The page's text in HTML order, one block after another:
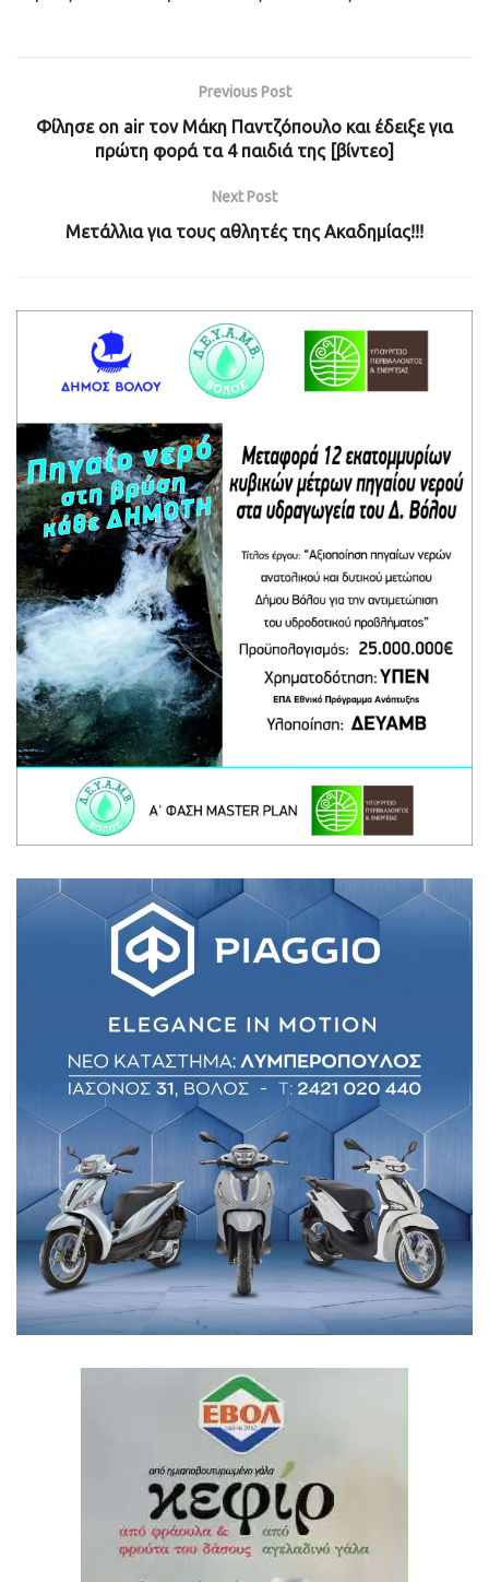
Previous Post
Φίλησε on air τον Μάκη Παντζόπουλο και έδειξε για
πρώτη φορά τα 4 παιδιά της [βίντεο]
Next Post
Μετάλλια για τους αθλητές της Ακαδημίας!!!